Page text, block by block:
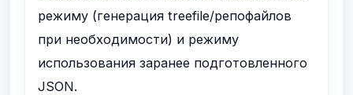
режиму (генерация treefile/репофайлов
при необходимости) и режиму
использования заранее подготовленного
JSON.